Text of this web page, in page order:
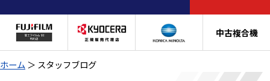
中古複合機
ホーム ＞ スタッフブログ